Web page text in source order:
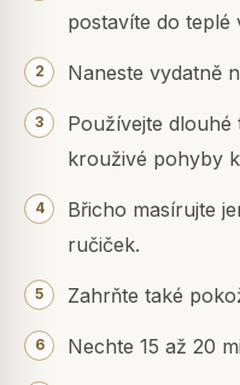
postavíte do teplé
Naneste vydatně
Používejte
krouživé pohyby
Břicho masírujte
ručiček.
Zahrňte také
Nechte 15 až 20